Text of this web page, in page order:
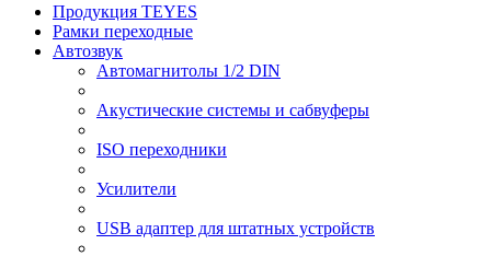
Продукция TEYES
Рамки переходные
Автозвук
Автомагнитолы 1/2 DIN
Акустические системы и сабвуферы
ISO переходники
Усилители
USB адаптер для штатных устройств